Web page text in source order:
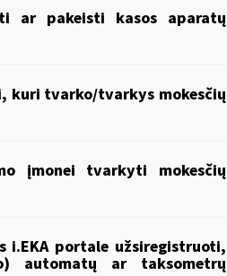
ar pakeisti kasos aparatų
kuri tvarko/tvarkys mokesčių
įmonei tvarkyti mokesčių
portale užsiregistruoti,
automatų ar taksometrų